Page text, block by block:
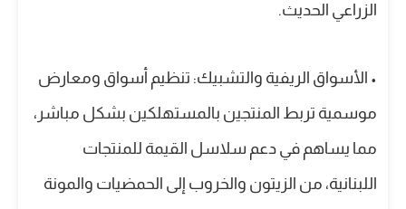
الزراعي الحديث.
• الأسواق الريفية والتشبيك: تنظيم أسواق ومعارض
موسمية تربط المنتجين بالمستهلكين بشكل مباشر،
مما يساهم في دعم سلاسل القيمة للمنتجات
اللبنانية، من الزيتون والخروب إلى الحمضيات والمونة